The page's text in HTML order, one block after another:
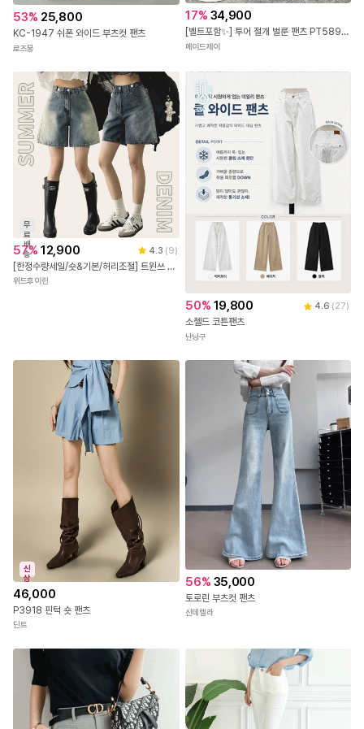
53% 25,800
KC-1947 쉬폰 와이드 부츠컷 팬츠
로즈몽
17% 34,900
[벨트포함✨] 투어 절개 벌룬 팬츠 PT5892봄 간절기 일자 와이드 기본 베이직 절개 밴딩 셔링 여행 휴가룩
메이드제이
무
료
배
송
57% 12,900 4.3 (9)
[한정수량세일/숏&기본/허리조절] 트윈쓰 데님 청 반바지 (2color)
위드후이린
50% 19,800 4.6 (27)
소첼드 코튼팬츠
난닝구
신
상
46,000
P3918 핀턱 숏 팬츠
딘트
56% 35,000
토로린 부츠컷 팬츠
신데렐라